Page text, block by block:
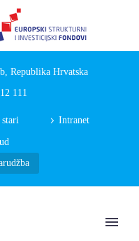
Republika Hrvatska
111
stari Intranet